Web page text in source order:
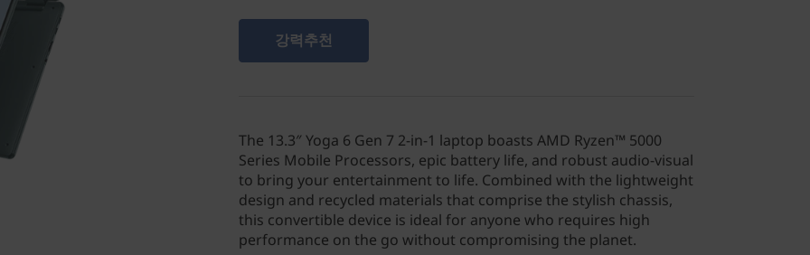
강력추천
The 13.3″ Yoga 6 Gen 7 2-in-1 laptop boasts AMD Ryzen™ 5000
Series Mobile Processors, epic battery life, and robust audio-visual
to bring your entertainment to life. Combined with the lightweight
design and recycled materials that comprise the stylish chassis,
this convertible device is ideal for anyone who requires high
performance on the go without compromising the planet.